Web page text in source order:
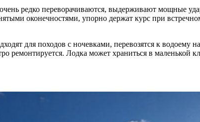
редко переворачиваются, выдерживают мощные
оконечностями, упорно держат курс при
для походов с ночевками, перевозятся к водоему
Лодка может храниться в маленькой